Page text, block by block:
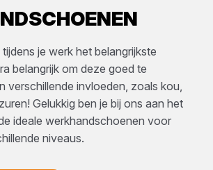
je werk het belangrijkste
belangrijk om deze goed te
verschillende invloeden, zoals kou,
Gelukkig ben je bij ons aan het
ideale werkhandschoenen voor
niveaus.